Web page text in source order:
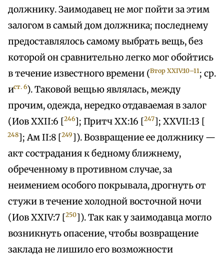
должнику. Заимодавец не мог пойти за этим
залогом в самый дом должника; последнему
предоставлялось самому выбрать вещь, без
которой он сравнительно легко мог обойтись
в течение известного времени (Втор XXIV:10–11; ср.
ист. 6). Таковой вещью являлась, между
прочим, одежда, нередко отдаваемая в залог
(Иов XXII:6 [246]; Притч XX:16 [247]; XXVII:13 [
248]; Ам II:8 [249 ]). Возвращение ее должнику —
акт сострадания к бедному ближнему,
обреченному в противном случае, за
неимением особого покрывала, дрогнуть от
стужи в течение холодной восточной ночи
(Иов XXIV:7 [250]). Так как у заимодавца могло
возникнуть опасение, чтобы возвращение
заклада не лишило его возможности